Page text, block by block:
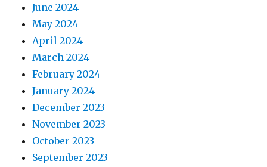
June 2024
May 2024
April 2024
March 2024
February 2024
January 2024
December 2023
November 2023
October 2023
September 2023